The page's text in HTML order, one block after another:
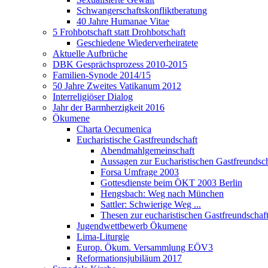
Schwangerschaftskonfliktberatung
40 Jahre Humanae Vitae
5 Frohbotschaft statt Drohbotschaft
Geschiedene Wiederverheiratete
Aktuelle Aufbrüche
DBK Gesprächsprozess 2010-2015
Familien-Synode 2014/15
50 Jahre Zweites Vatikanum 2012
Interreligiöser Dialog
Jahr der Barmherzigkeit 2016
Ökumene
Charta Oecumenica
Eucharistische Gastfreundschaft
Abendmahlgemeinschaft
Aussagen zur Eucharistischen
Forsa Umfrage 2003
Gottesdienste beim ÖKT 2003 Berlin
Hengsbach: Weg nach München
Sattler: Schwierige Weg ...
Thesen zur eucharistischen Gastfreundschaft
Jugendwettbewerb Ökumene
Lima-Liturgie
Europ. Ökum. Versammlung EÖV3
Reformationsjubiläum 2017